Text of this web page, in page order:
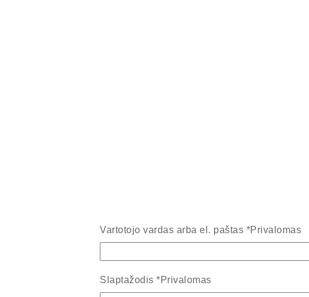
Vartotojo vardas arba el. paštas *Privalomas
Slaptažodis *Privalomas